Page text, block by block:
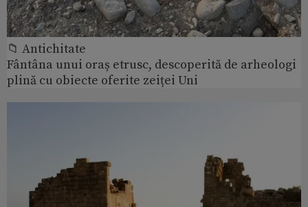
📁 Antichitate
Fântâna unui oraș etrusc, descoperită de arheologi
plină cu obiecte oferite zeiței Uni